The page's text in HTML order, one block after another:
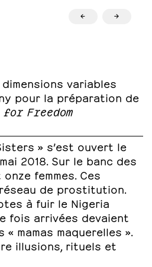
← →
variables
pour la préparation de
for Freedom
» s’est ouvert le
2018. Sur le banc des
femmes. Ces
de prostitution.
à fuir le Nigeria
fois arrivées devaient
mamas maquerelles ».
illusions, rituels et